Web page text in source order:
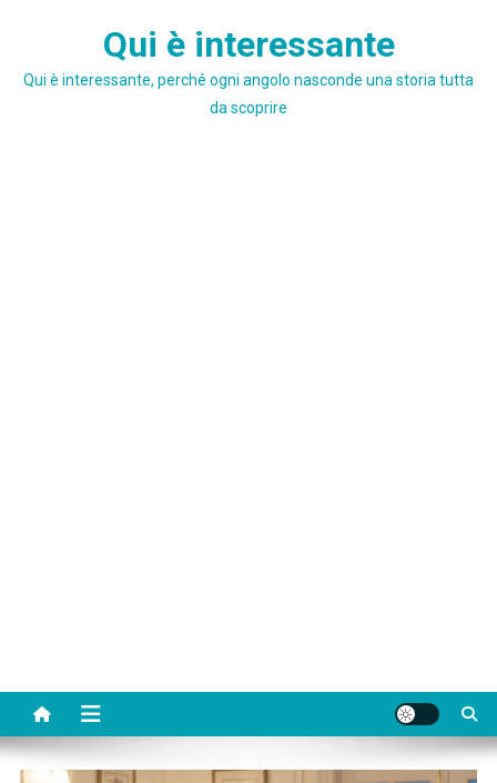
Qui è interessante
Qui è interessante, perché ogni angolo nasconde una storia tutta
da scoprire